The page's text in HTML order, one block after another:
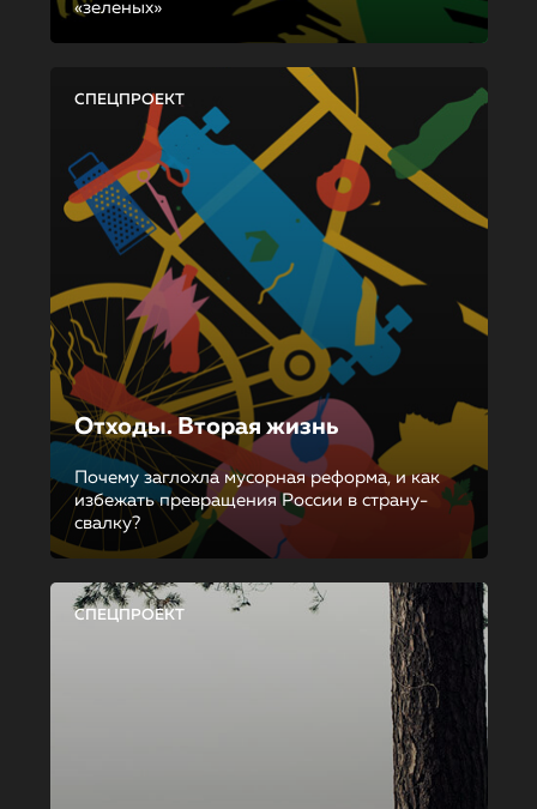
«зеленых»
СПЕЦПРОЕКТ
Отходы. Вторая жизнь
Почему заглохла мусорная реформа, и как
избежать превращения России в страну-
свалку?
СПЕЦПРОЕКТ